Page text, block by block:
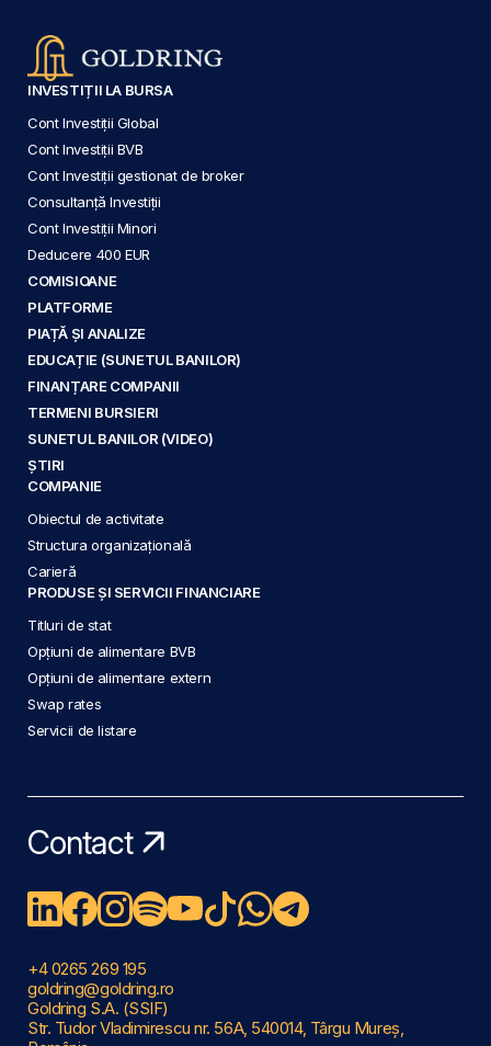
INVESTIȚII LA BURSA
Cont Investiții Global
Cont Investiții BVB
Cont Investiții gestionat de broker
Consultanță Investiții
Cont Investiții Minori
Deducere 400 EUR
COMISIOANE
PLATFORME
PIAȚĂ ȘI ANALIZE
EDUCAȚIE (SUNETUL BANILOR)
FINANȚARE COMPANII
TERMENI BURSIERI
SUNETUL BANILOR (VIDEO)
ȘTIRI
COMPANIE
Obiectul de activitate
Structura organizațională
Carieră
PRODUSE ȘI SERVICII FINANCIARE
Titluri de stat
Opțiuni de alimentare BVB
Opțiuni de alimentare extern
Swap rates
Servicii de listare
Contact
+4 0265 269 195
goldring@goldring.ro
Goldring S.A. (SSIF)
Str. Tudor Vladimirescu nr. 56A, 540014, Târgu Mureș,